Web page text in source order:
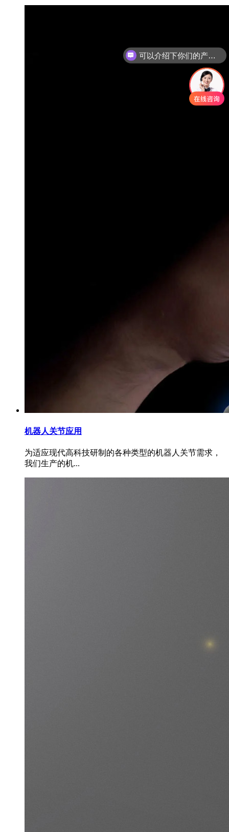
机器人关节应用
为适应现代高科技研制的各种类型的机器人关节需求，
我们生产的机...
可以介绍下你们的产品么
你们是怎么收费的呢